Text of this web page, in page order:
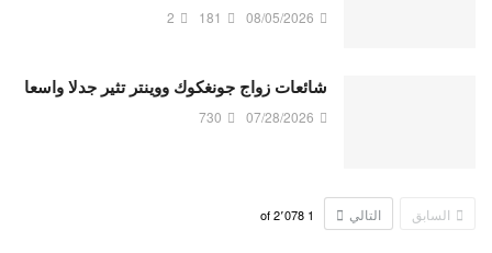
08/05/2026
181
2
شائعات زواج جونغكوك ووينتر تثير جدلا واسعا
07/28/2026
730
السابق التالي 1 2٬078